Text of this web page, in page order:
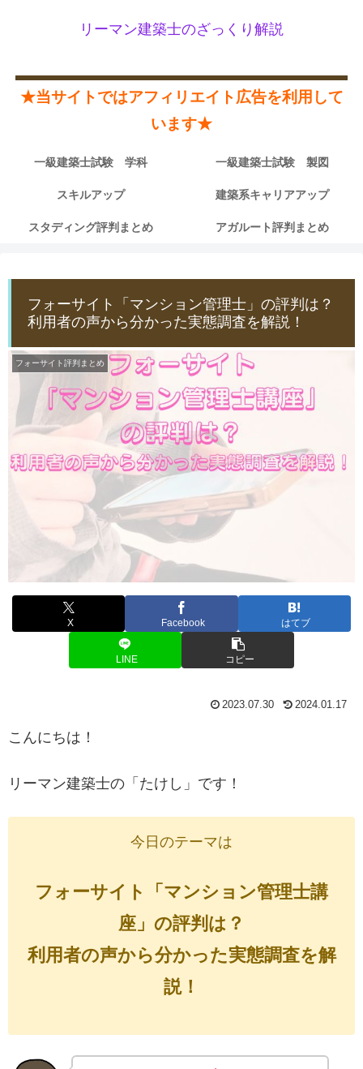
リーマン建築士のざっくり解説
★当サイトではアフィリエイト広告を利用して
います★
一級建築士試験 学科 一級建築士試験 製図
スキルアップ 建築系キャリアアップ
スタディング評判まとめ アガルート評判まとめ
フォーサイト「マンション管理士」の評判は？
利用者の声から分かった実態調査を解説！
フォーサイト評判まとめ
X Facebook はてブ
LINE コピー
2023.07.30 2024.01.17
こんにちは！
リーマン建築士の「たけし」です！
今日のテーマは
フォーサイト「マンション管理士講
座」の評判は？
利用者の声から分かった実態調査を解
説！